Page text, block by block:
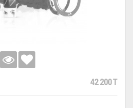
42 200 T